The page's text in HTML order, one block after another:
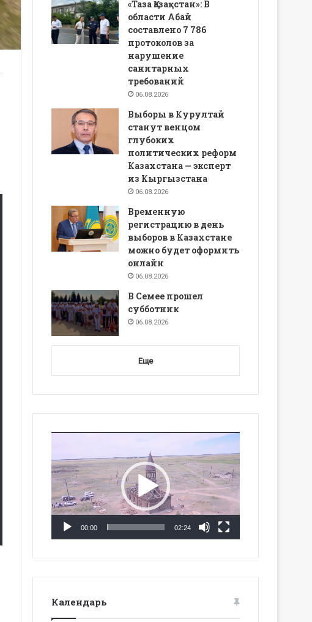
«Таза Қазақстан»: В
области Абай
составлено 7 786
протоколов за
нарушение
санитарных
требований
06.08.2026
Выборы в Курултай
станут венцом
глубоких
политических реформ
Казахстана — эксперт
из Кыргызстана
06.08.2026
Временную
регистрацию в день
выборов в Казахстане
можно будет оформить
онлайн
06.08.2026
В Семее прошел
субботник
06.08.2026
Еще
00:00 02:24
Календарь